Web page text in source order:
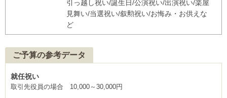
引っ越し祝い/誕生日/公演祝い/出演祝い/楽屋
見舞い/当選祝い/叙勲祝い/お悔み・お供えな
ど
ご予算の参考データ
就任祝い
取引先役員の場合 10,000～30,000円